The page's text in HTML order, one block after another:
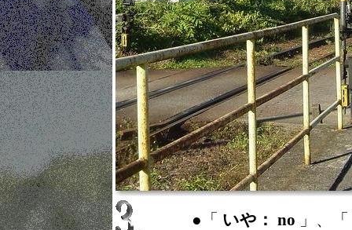
●「 いや： no 」、「